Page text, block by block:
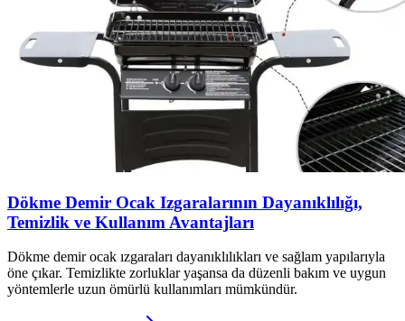
Dökme Demir Ocak Izgaralarının Dayanıklılığı,
Temizlik ve Kullanım Avantajları
Dökme demir ocak ızgaraları dayanıklılıkları ve sağlam yapılarıyla
öne çıkar. Temizlikte zorluklar yaşansa da düzenli bakım ve uygun
yöntemlerle uzun ömürlü kullanımları mümkündür.